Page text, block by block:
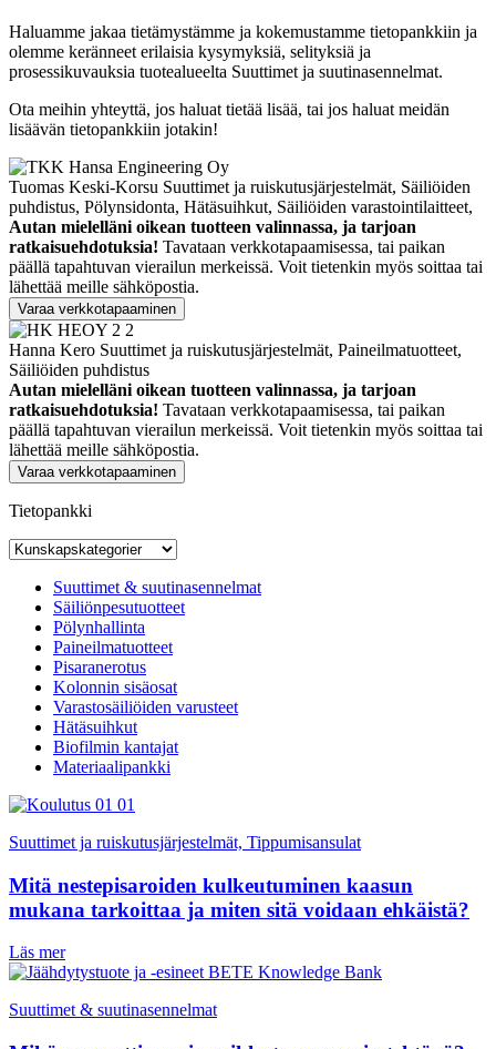
Haluamme jakaa tietämystämme ja kokemustamme tietopankkiin ja
olemme keränneet erilaisia kysymyksiä, selityksiä ja
prosessikuvauksia tuotealueelta Suuttimet ja suutinasennelmat.
Ota meihin yhteyttä, jos haluat tietää lisää, tai jos haluat meidän
lisäävän tietopankkiin jotakin!
Tuomas Keski-Korsu Suuttimet ja ruiskutusjärjestelmät, Säiliöiden
puhdistus, Pölynsidonta, Hätäsuihkut, Säiliöiden varastointilaitteet,
Autan mielelläni oikean tuotteen valinnassa, ja tarjoan
ratkaisuehdotuksia! Tavataan verkkotapaamisessa, tai paikan
päällä tapahtuvan vierailun merkeissä. Voit tietenkin myös soittaa tai
lähettää meille sähköpostia.
Varaa verkkotapaaminen
Hanna Kero Suuttimet ja ruiskutusjärjestelmät, Paineilmatuotteet,
Säiliöiden puhdistus
Autan mielelläni oikean tuotteen valinnassa, ja tarjoan
ratkaisuehdotuksia! Tavataan verkkotapaamisessa, tai paikan
päällä tapahtuvan vierailun merkeissä. Voit tietenkin myös soittaa tai
lähettää meille sähköpostia.
Varaa verkkotapaaminen
Tietopankki
Suuttimet & suutinasennelmat
Säiliönpesutuotteet
Pölynhallinta
Paineilmatuotteet
Pisaranerotus
Kolonnin sisäosat
Varastosäiliöiden varusteet
Hätäsuihkut
Biofilmin kantajat
Materiaalipankki
Suuttimet ja ruiskutusjärjestelmät, Tippumisansulat
Mitä nestepisaroiden kulkeutuminen kaasun
mukana tarkoittaa ja miten sitä voidaan ehkäistä?
Läs mer
Suuttimet & suutinasennelmat